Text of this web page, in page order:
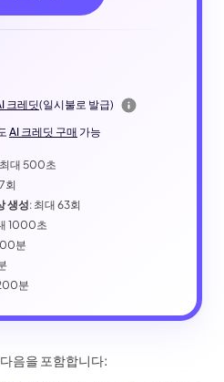
크레딧(일시불로 발급)
AI 크레딧 구매 가능
대 500초
회
생성: 최대 63회
1000초
분
분
음을 포함합니다: